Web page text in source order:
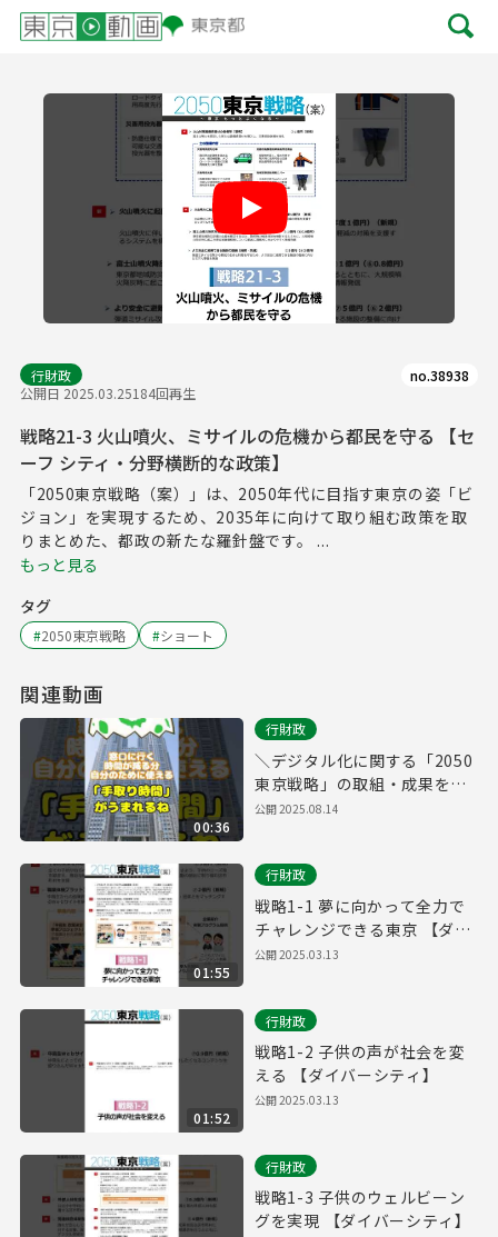
行財政
公開日 2025.03.25184回再生
no.38938
戦略21-3 火山噴火、ミサイルの危機から都民を守る 【セ
ーフ シティ・分野横断的な政策】
「2050東京戦略（案）」は、2050年代に目指す東京の姿「ビ
ジョン」を実現するため、2035年に向けて取り組む政策を取
りまとめた、都政の新たな羅針盤です。 ...
もっと見る
タグ
#2050東京戦略 #ショート
関連動画
00:36
行財政
＼デジタル化に関する「2050
東京戦略」の取組・成果をご
紹介！／
公開2025.08.14
01:55
行財政
戦略1-1 夢に向かって全力で
チャレンジできる東京 【ダイ
バーシティ】
公開2025.03.13
01:52
行財政
戦略1-2 子供の声が社会を変
える 【ダイバーシティ】
公開2025.03.13
行財政
戦略1-3 子供のウェルビーン
グを実現 【ダイバーシティ】